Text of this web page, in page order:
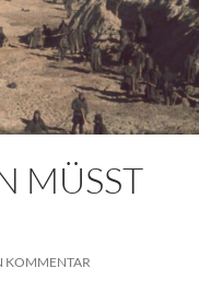
MÜSST
KOMMENTAR